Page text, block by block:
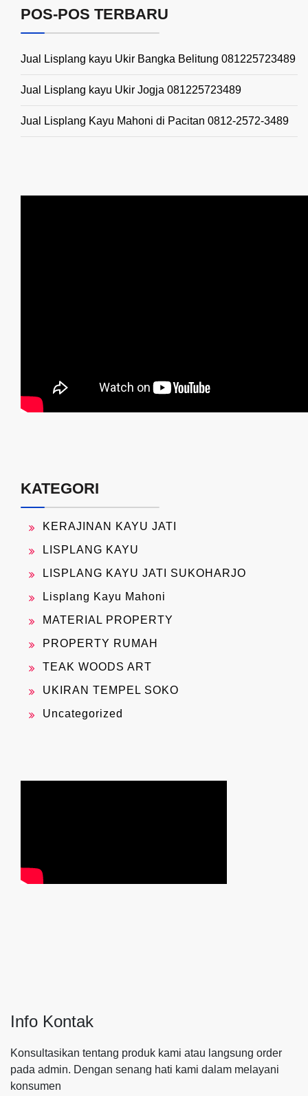
POS-POS TERBARU
Jual Lisplang kayu Ukir Bangka Belitung 081225723489
Jual Lisplang kayu Ukir Jogja 081225723489
Jual Lisplang Kayu Mahoni di Pacitan 0812-2572-3489
KATEGORI
KERAJINAN KAYU JATI
LISPLANG KAYU
LISPLANG KAYU JATI SUKOHARJO
Lisplang Kayu Mahoni
MATERIAL PROPERTY
PROPERTY RUMAH
TEAK WOODS ART
UKIRAN TEMPEL SOKO
Uncategorized
Info Kontak
Konsultasikan tentang produk kami atau langsung order
pada admin. Dengan senang hati kami dalam melayani
konsumen